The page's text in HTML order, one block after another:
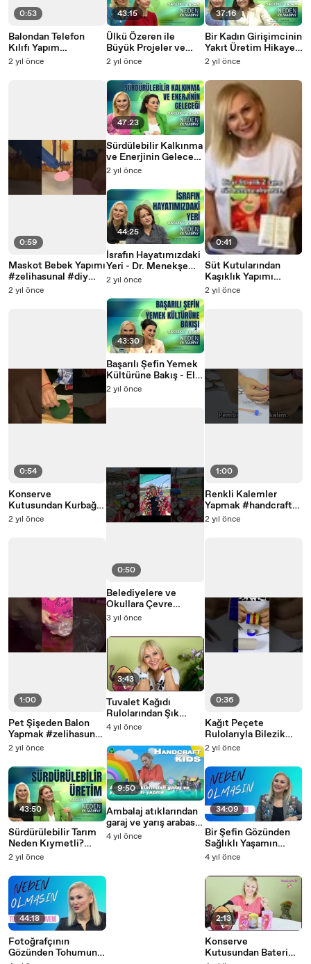
0:53
Balondan Telefon
Kılıfı Yapım
#zelihasunal
2 yıl önce
0:59
Maskot Bebek Yapımı
#zelihasunal #diy
#shorts
2 yıl önce
0:54
Konserve
Kutusundan Kurbağa
Saat Yapımı
2 yıl önce
1:00
Pet Şişeden Balon
Yapmak #zelihasunal
#handcrafttv #shorts
2 yıl önce
43:50
Sürdürülebilir Tarım
Neden Kıymetli?
Işılay Reis Yorgun
Sunal ile Neden
Olmasın
2 yıl önce
44:18
Fotoğrafçının
Gözünden Tohumun
43:15
Ülkü Özeren ile
Büyük Projeler ve
Çevreye Etkisi I
Neden Olmasın
2 yıl önce
47:23
Sürdülebilir Kalkınma
ve Enerjinin Geleceği
- Burcu Kösem I
Neden Olmasın
2 yıl önce
44:25
İsrafın Hayatımızdaki
Yeri - Dr. Menekşe
Kılıçarslan I Zeliha
Olmasın
2 yıl önce
43:30
Başarılı Şefin Yemek
Kültürüne Bakış - Elif
Korkmazel I Zeliha
2 yıl önce
0:50
Belediyelere ve
Okullara Çevre
Projelerim #shorts
3 yıl önce
3:43
Tuvalet Kağıdı
Rulolarından Şık
Bileklik Yapımı
4 yıl önce
9:50
Ambalaj atıklarından
garaj ve yarış arabası
yapma - Handcraft TV
4 yıl önce
37:16
Bir Kadın Girişimcinin
Yakıt Üretim Hikayesi
- Ayşegül Taşkıran I
Neden Olmasın
2 yıl önce
0:41
Süt Kutularından
Kaşıklık Yapımı
#handcrafttv
2 yıl önce
1:00
Renkli Kalemler
Yapmak #handcrafttv
#zelihasunal #shorts
2 yıl önce
0:36
Kağıt Peçete
Rulolarıyla Bilezik
Yapımı #zelihasunal
2 yıl önce
34:09
Bir Şefin Gözünden
Sağlıklı Yaşamın
Sırları | Neden
4 yıl önce
2:13
Konserve
Kutusundan Bateri